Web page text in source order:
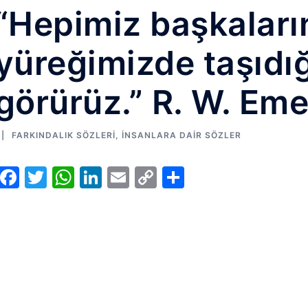
R. W.
FARKINDALIK SÖZLERI İNSANLARA DAIR SÖZLER
Facebook
Twitter
WhatsApp
LinkedIn
Email
CopyShare